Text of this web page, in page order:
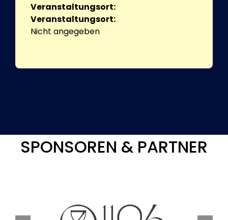
Veranstaltungsort:
Veranstaltungsort:
Nicht angegeben
SPONSOREN & PARTNER